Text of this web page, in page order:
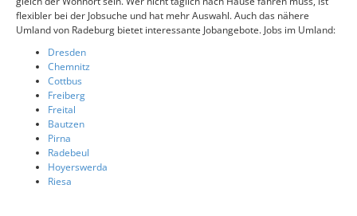
flexibler bei der Jobsuche und hat mehr Auswahl. Auch das nähere
Umland von Radeburg bietet interessante Jobangebote. Jobs im Umland:
Dresden
Chemnitz
Cottbus
Freiberg
Freital
Bautzen
Pirna
Radebeul
Hoyerswerda
Riesa